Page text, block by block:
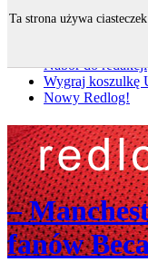
Nabór do redakcji
Wygraj koszulkę
Nowy Redlog!
–
fanów
Ta strona używa